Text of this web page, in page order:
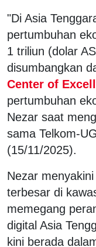
"Di Asia
pertumbuhan
1 triliun (dolar
disumbangkan
Center of
pertumbuhan
Nezar saat
sama Telkom-
(15/11/2025).
Nezar
terbesar di
memegang
digital Asia
kini berada